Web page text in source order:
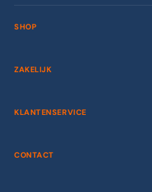
SHOP
ZAKELIJK
KLANTENSERVICE
CONTACT